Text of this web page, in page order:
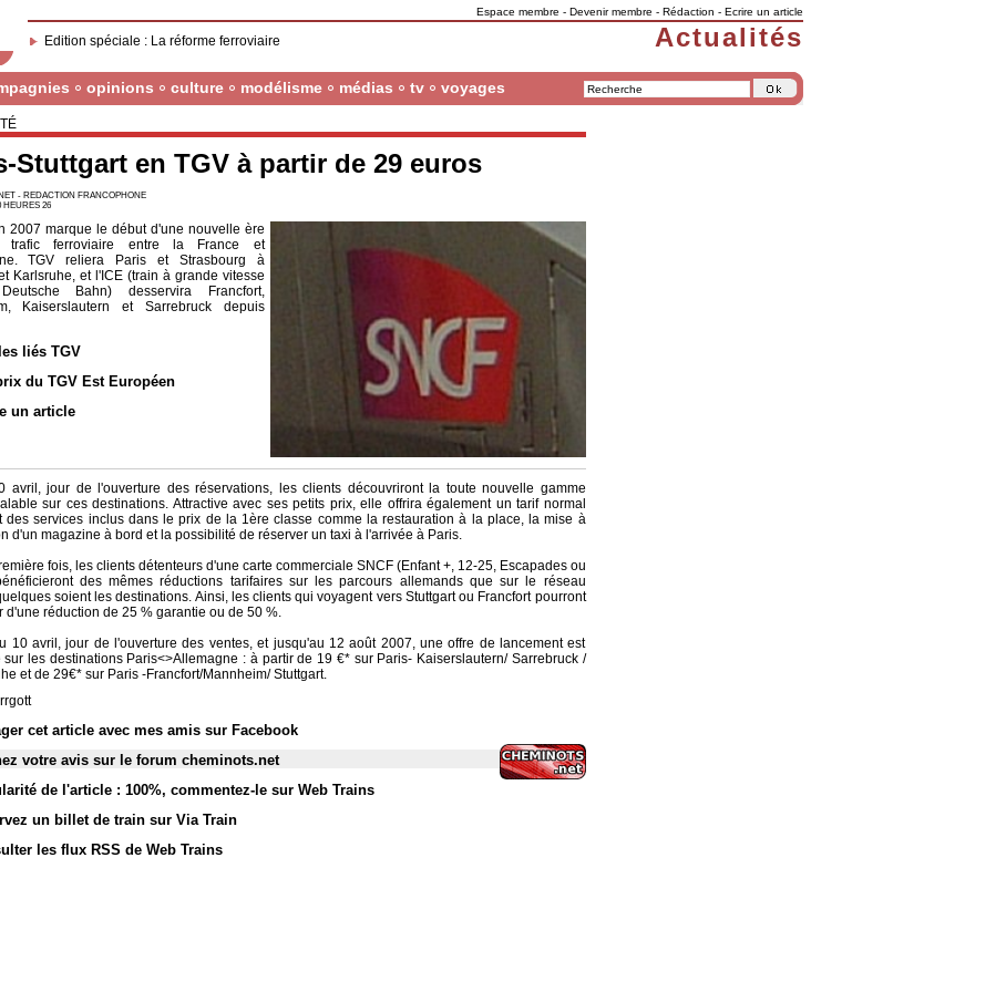
Espace membre - Devenir membre - Rédaction - Ecrire un article
Edition spéciale : La réforme ferroviaire Actualités
opinions culture modélisme médias tv voyages
Stuttgart en TGV à partir de 29 euros
- REDACTION FRANCOPHONE
HEURES 26
2007 marque le début d'une nouvelle ère
trafic ferroviaire entre la France et
TGV reliera Paris et Strasbourg à
Karlsruhe, et l'ICE (train à grande vitesse
Bahn) desservira Francfort,
Kaiserslautern et Sarrebruck depuis
liés TGV
du TGV Est Européen
un article
avril, jour de l'ouverture des réservations, les clients découvriront la toute nouvelle gamme
sur ces destinations. Attractive avec ses petits prix, elle offrira également un tarif normal
des services inclus dans le prix de la 1ère classe comme la restauration à la place, la mise à
d'un magazine à bord et la possibilité de réserver un taxi à l'arrivée à Paris.
fois, les clients détenteurs d'une carte commerciale SNCF (Enfant +, 12-25, Escapades ou
des mêmes réductions tarifaires sur les parcours allemands que sur le réseau
soient les destinations. Ainsi, les clients qui voyagent vers Stuttgart ou Francfort pourront
d'une réduction de 25 % garantie ou de 50 %.
10 avril, jour de l'ouverture des ventes, et jusqu'au 12 août 2007, une offre de lancement est
sur les destinations Paris<>Allemagne : à partir de 19 €* sur Paris- Kaiserslautern/ Sarrebruck /
et de 29€* sur Paris -Francfort/Mannheim/ Stuttgart.
cet article avec mes amis sur Facebook
votre avis sur le forum cheminots.net
de l'article : 100%, commentez-le sur Web Trains
un billet de train sur Via Train
les flux RSS de Web Trains